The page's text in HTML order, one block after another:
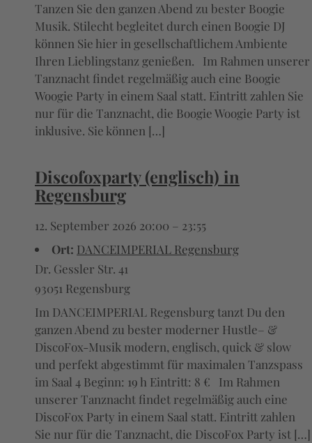
Tanzen Sie den ganzen Abend zu bester Boogie
Musik. Stilecht begleitet durch einen Boogie DJ
können Sie hier in gesellschaftlichem Ambiente
Ihren Lieblingstanz genießen. Im Rahmen unserer
Tanznacht findet regelmäßig auch eine Boogie
Woogie Party in einem Saal statt. Eintritt zahlen Sie
nur für die Tanznacht, die Boogie Woogie Party ist
inklusive. Sie können […]
Discofoxparty (englisch) in
Regensburg
12. September 2026 20:00 – 23:55
Ort: DANCEIMPERIAL Regensburg
Dr. Gessler Str. 41
93051 Regensburg
Im DANCEIMPERIAL Regensburg tanzt Du den
ganzen Abend zu bester moderner Hustle– &
DiscoFox-Musik modern, englisch, quick & slow
und perfekt abgestimmt für maximalen Tanzspass
im Saal 4 Beginn: 19 h Eintritt: 8 € Im Rahmen
unserer Tanznacht findet regelmäßig auch eine
DiscoFox Party in einem Saal statt. Eintritt zahlen
Sie nur für die Tanznacht, die DiscoFox Party ist […]